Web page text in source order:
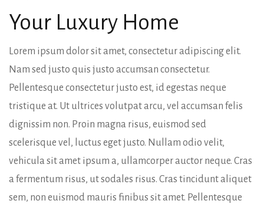
Your Luxury Home
Lorem ipsum dolor sit amet, consectetur adipiscing elit.
Nam sed justo quis justo accumsan consectetur.
Pellentesque consectetur justo est, id egestas neque
tristique at. Ut ultrices volutpat arcu, vel accumsan felis
dignissim non. Proin magna risus, euismod sed
scelerisque vel, luctus eget justo. Nullam odio velit,
vehicula sit amet ipsum a, ullamcorper auctor neque. Cras
a fermentum risus, ut sodales risus. Cras tincidunt aliquet
sem, non euismod mauris finibus sit amet. Pellentesque